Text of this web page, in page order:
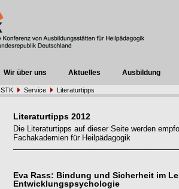
Wir über uns Aktuelles Ausbildung
STK Service Literaturtipps
Literaturtipps 2012
Die Literaturtipps auf dieser Seite werden
Fachakademien für Heilpädagogik
Eva Rass: Bindung und Sicherheit im
Entwicklungspsychologie